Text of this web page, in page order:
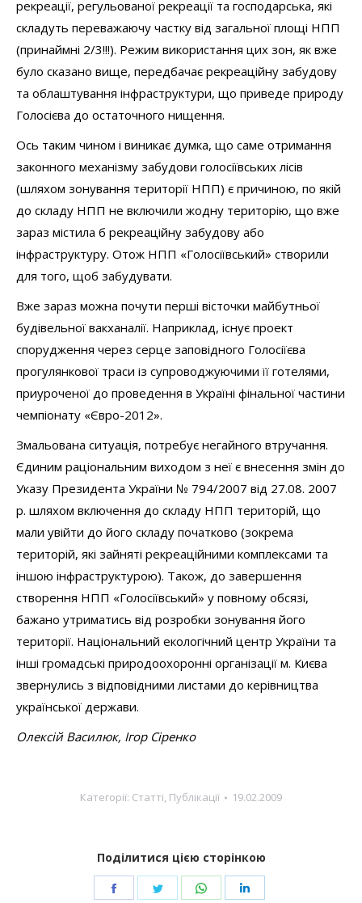
рекреації, регульованої рекреації та господарська, які
складуть переважаючу частку від загальної площі НПП
(принаймні 2/3!!!). Режим використання цих зон, як вже
було сказано вище, передбачає рекреаційну забудову
та облаштування інфраструктури, що приведе природу
Голосієва до остаточного нищення.
Ось таким чином і виникає думка, що саме отримання
законного механізму забудови голосіївських лісів
(шляхом зонування території НПП) є причиною, по якій
до складу НПП не включили жодну територію, що вже
зараз містила б рекреаційну забудову або
інфраструктуру. Отож НПП «Голосіївський» створили
для того, щоб забудувати.
Вже зараз можна почути перші вісточки майбутньої
будівельної вакханалії. Наприклад, існує проект
спорудження через серце заповідного Голосіїєва
прогулянкової траси із супроводжуючими її готелями,
приуроченої до проведення в Україні фінальної частини
чемпіонату «Євро-2012».
Змальована ситуація, потребує негайного втручання.
Єдиним раціональним виходом з неї є внесення змін до
Указу Президента України № 794/2007 від 27.08. 2007
р. шляхом включення до складу НПП територій, що
мали увійти до його складу початково (зокрема
територій, які зайняті рекреаційними комплексами та
іншою інфраструктурою). Також, до завершення
створення НПП «Голосіївський» у повному обсязі,
бажано утриматись від розробки зонування його
території. Національний екологічний центр України та
інші громадські природоохоронні організації м. Києва
звернулись з відповідними листами до керівництва
української держави.
Олексій Василюк, Ігор Сіренко
Категорії: Cтатті, Публікації 19.02.2009
Поділитися цією сторінкою
Share
Share
Share